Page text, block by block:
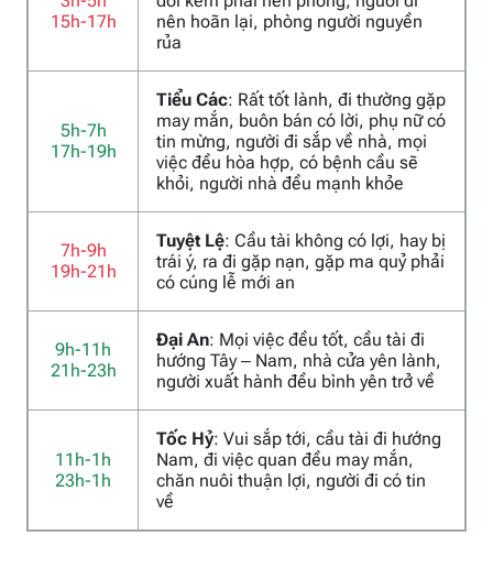
15h-17h
nên hoãn lại, phòng người nguyền
rủa
5h-7h
17h-19h
Tiểu Các: Rất tốt lành, đi thường gặp
may mắn, buôn bán có lời, phụ nữ có
tin mừng, người đi sắp về nhà, mọi
việc đều hòa hợp, có bệnh cầu sẽ
khỏi, người nhà đều mạnh khỏe
7h-9h
19h-21h
Tuyệt Lệ: Cầu tài không có lợi, hay bị
trái ý, ra đi gặp nạn, gặp ma quỷ phải
có cúng lễ mới an
9h-11h
21h-23h
Đại An: Mọi việc đều tốt, cầu tài đi
hướng Tây – Nam, nhà cửa yên lành,
người xuất hành đều bình yên trở về
11h-1h
23h-1h
Tốc Hỷ: Vui sắp tới, cầu tài đi hướng
Nam, đi việc quan đều may mắn,
chăn nuôi thuận lợi, người đi có tin
về